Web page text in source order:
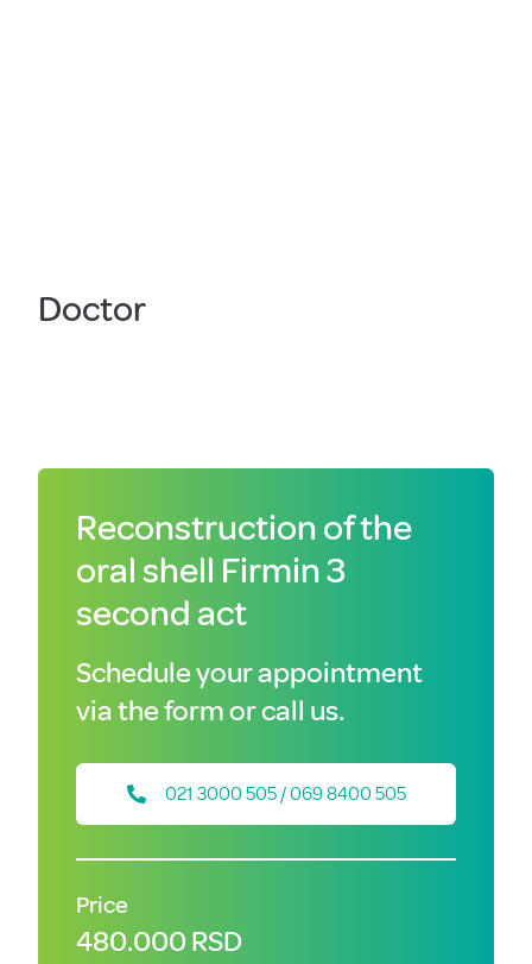
Doctor
Reconstruction of the
oral shell Firmin 3
second act
Schedule your appointment
via the form or call us.
021 3000 505 / 069 8400 505
Price
480.000 RSD